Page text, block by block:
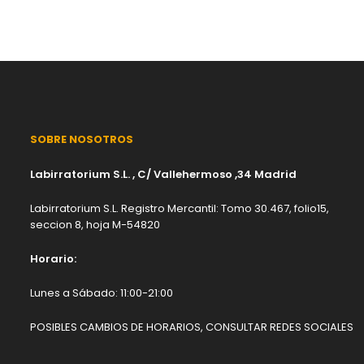
SOBRE NOSOTROS
Labirratorium S.L. , C/ Vallehermoso ,34 Madrid
Labirratorium S.L. Registro Mercantil: Tomo 30.467, folio15,
seccion 8, hoja M-54820
Horario:
Lunes a Sábado: 11:00-21:00
POSIBLES CAMBIOS DE HORARIOS, CONSULTAR REDES SOCIALES